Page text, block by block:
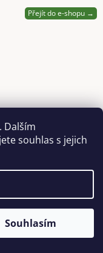
Dalším
souhlas s jejich
Souhlasím
Přejít do e-shopu →